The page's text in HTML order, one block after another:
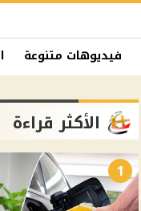
فيديوهات متنوعة
الأكثر قراءة
1